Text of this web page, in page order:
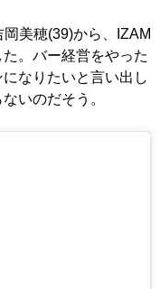
美穂(39)から、IZAM
。バー経営をやった
なりたいと言い出し
いのだそう。